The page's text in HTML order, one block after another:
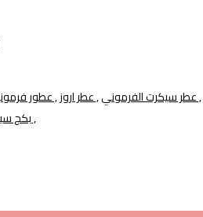
عطور فرمونية , عطر اروز , عطر سيكرت الفرموني ,
بكج سيكرت وآرزو أنوثة ,